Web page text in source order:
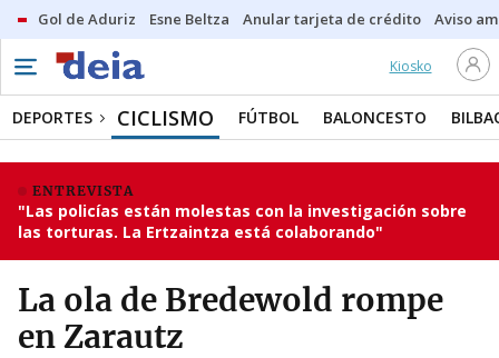
Gol de Aduriz Esne Beltza Anular tarjeta de crédito Aviso
Kiosko
DEPORTES CICLISMO FÚTBOL BALONCESTO
ENTREVISTA
"Las policías están molestas con la investigación sobre
las torturas. La Ertzaintza está colaborando"
La ola de Bredewold rompe
en Zarautz